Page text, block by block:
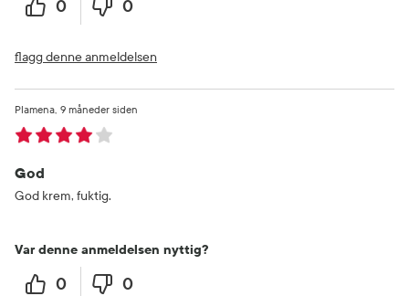
0 0
flagg denne anmeldelsen
God
9 måneder siden
Plamena
God krem, fuktig.
Var denne anmeldelsen nyttig?
0 0